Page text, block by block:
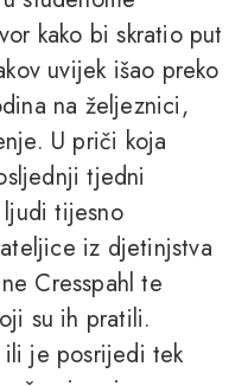
kako bi skratio put
uvijek išao preko
na željeznici,
U priči koja
tjedni
tijesno
iz djetinjstva
Cresspahl te
su ih pratili.
ili je posrijedi tek